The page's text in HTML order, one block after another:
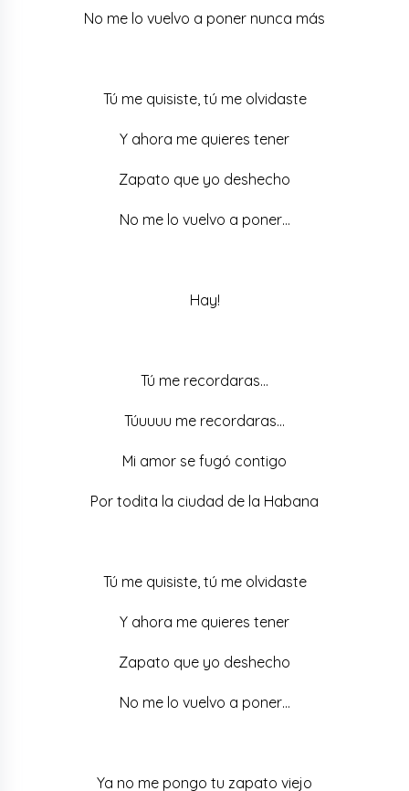
No me lo vuelvo a poner nunca más
Tú me quisiste, tú me olvidaste
Y ahora me quieres tener
Zapato que yo deshecho
No me lo vuelvo a poner…
Hay!
Tú me recordaras…
Túuuuu me recordaras…
Mi amor se fugó contigo
Por todita la ciudad de la Habana
Tú me quisiste, tú me olvidaste
Y ahora me quieres tener
Zapato que yo deshecho
No me lo vuelvo a poner…
Ya no me pongo tu zapato viejo